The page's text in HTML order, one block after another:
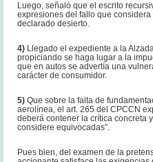
Luego, señaló que el escrito
expresiones del fallo que
declarado desierto.
4) Llegado el expediente a la
propiciando se haga lugar a la
que en autos se advertía una
carácter de consumidor.
5) Que sobre la falta de
aerolínea, el art. 265 del CPCCN
deberá contener la crítica concreta
considere equivocadas”.
Pues bien, del examen de la